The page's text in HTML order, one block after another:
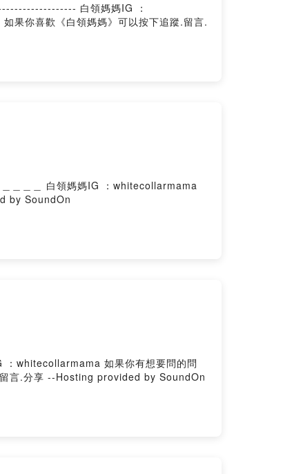
by SoundOn
如果你喜歡《白領媽媽》可以按下追蹤.留言.分享 --Hosting provided by SoundOn